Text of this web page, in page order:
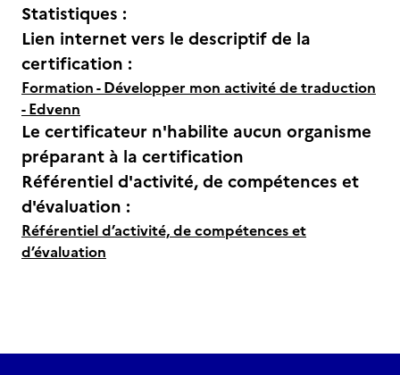
Statistiques :
Lien internet vers le descriptif de la
certification :
Formation - Développer mon activité de traduction
- Edvenn
Le certificateur n'habilite aucun organisme
préparant à la certification
Référentiel d'activité, de compétences et
d'évaluation :
Référentiel d’activité, de compétences et
d’évaluation